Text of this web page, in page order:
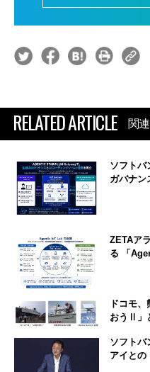
RELATED ARTICLE 関
ソフトバ
ガバナン
ZETAア
る 「
ドコモ
おうⅡ」
ソフト
アイとの